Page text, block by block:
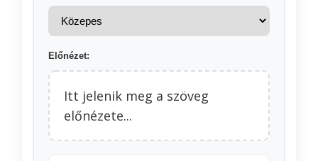
Előnézet:
Itt jelenik meg a szöveg
előnézete...